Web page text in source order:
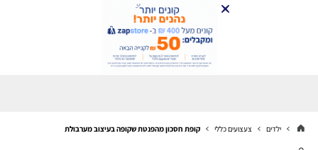
ילדים צעצועים כללי קופת חסכון מהפנטת שקופה בעיצוב מערבולת